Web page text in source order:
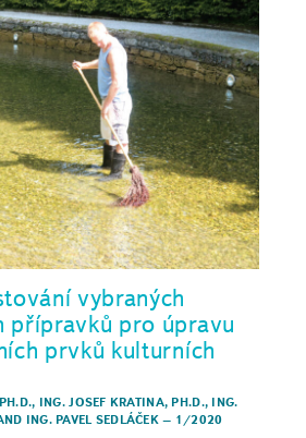
vybraných
přípravků pro úpravu
prvků kulturních
, ING. JOSEF KRATINA, PH.D., ING.
ING. PAVEL SEDLÁČEK – 1/2020